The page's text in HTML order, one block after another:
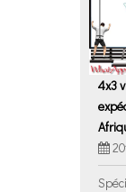
4x3